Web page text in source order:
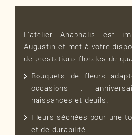
L'atelier Anaphalis est
Augustin et met à votre
de prestations florales de
Bouquets de fleurs
occasions :
naissances et deuils.
Fleurs séchées pour une
et de durabilité.